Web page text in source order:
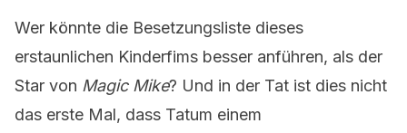
Wer könnte die Besetzungsliste dieses
erstaunlichen Kinderfims besser anführen, als der
Star von Magic Mike? Und in der Tat ist dies nicht
das erste Mal, dass Tatum einem